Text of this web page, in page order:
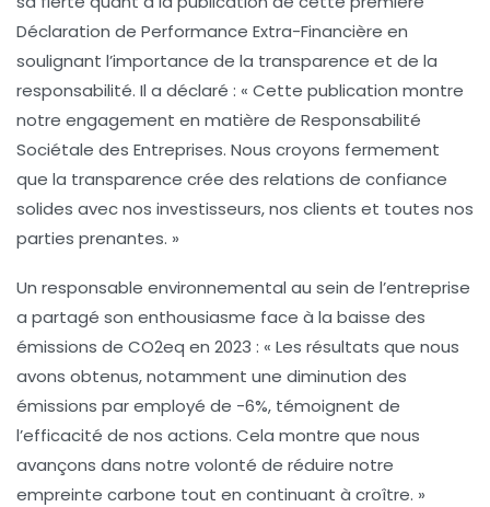
Déclaration de Performance Extra-Financière en
soulignant l’importance de la transparence et de la
responsabilité. Il a déclaré : « Cette publication montre
notre engagement en matière de Responsabilité
Sociétale des Entreprises. Nous croyons fermement
que la transparence crée des relations de confiance
solides avec nos investisseurs, nos clients et toutes nos
parties prenantes. »
Un responsable environnemental au sein de l’entreprise
a partagé son enthousiasme face à la baisse des
émissions de CO2eq en 2023 : « Les résultats que nous
avons obtenus, notamment une diminution des
émissions par employé de -6%, témoignent de
l’efficacité de nos actions. Cela montre que nous
avançons dans notre volonté de réduire notre
empreinte carbone tout en continuant à croître. »